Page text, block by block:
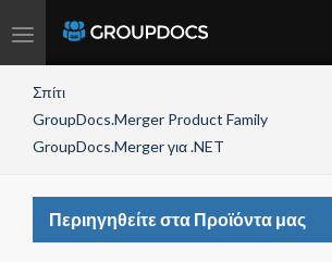
Toggle
Σπίτι
GroupDocs.Merger Product Family
GroupDocs.Merger για .NET
Περιηγηθείτε στα Προϊόντα μας